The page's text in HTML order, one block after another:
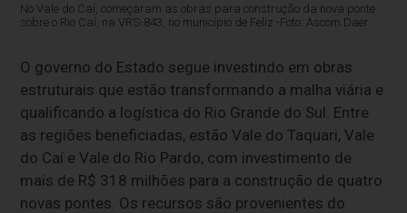
No Vale do Caí, começaram as obras para construção da nova ponte
sobre o Rio Caí, na VRS-843, no município de Feliz -Foto: Ascom Daer
O governo do Estado segue investindo em obras
estruturais que estão transformando a malha viária e
qualificando a logística do Rio Grande do Sul. Entre
as regiões beneficiadas, estão Vale do Taquari, Vale
do Caí e Vale do Rio Pardo, com investimento de
mais de R$ 318 milhões para a construção de quatro
novas pontes. Os recursos são provenientes do